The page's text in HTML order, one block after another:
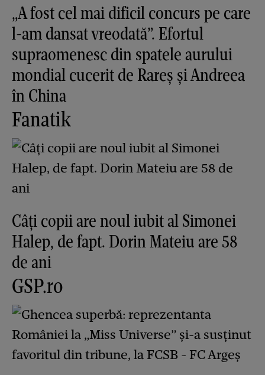
„A fost cel mai dificil concurs pe care
l-am dansat vreodată”. Efortul
supraomenesc din spatele aurului
mondial cucerit de Rareș și Andreea
în China
Fanatik
Câți copii are noul iubit al Simonei
Halep, de fapt. Dorin Mateiu are 58
de ani
GSP.ro